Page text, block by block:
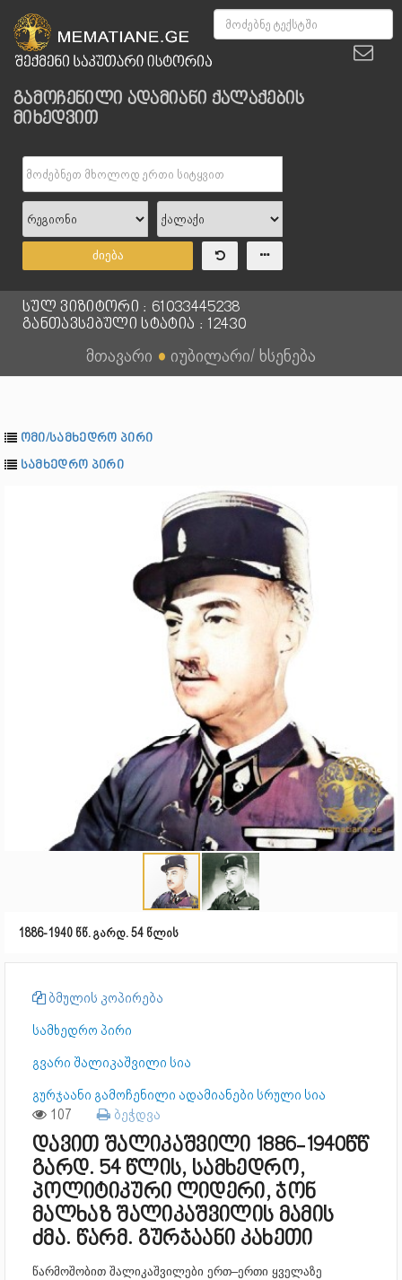
გამოჩენილი ადამიანი ქალაქების
მიხედვით
ძიება
სულ ვიზიტორი : 61033445238
განთავსებული სტატია : 12430
მთავარი ● იუბილარი/ ხსენება
ომი/სამხედრო პირი
სამხედრო პირი
1886-1940 წწ. გარდ. 54 წლის
ბმულის კოპირება
სამხედრო პირი
გვარი შალიკაშვილი სია
გურჯაანი გამოჩენილი ადამიანები სრული სია
107 ბეჭდვა
დავით შალიკაშვილი 1886-1940წწ
გარდ. 54 წლის, სამხედრო,
პოლიტიკური ლიდერი, ჯონ
მალხაზ შალიკაშვილის მამის
ძმა. წარმ. გურჯაანი კახეთი
წარმოშობით შალიკაშვილები ერთ–ერთი ყველაზე